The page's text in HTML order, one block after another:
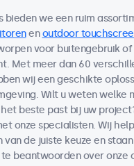
bieden we een ruim
enoutdoor
voor buitengebruik of
Met meer dan 60
wij een geschikte
Wilt u weten welke
beste past bij uw
onze specialisten. Wij
van de juiste keuze en
beantwoorden over onze